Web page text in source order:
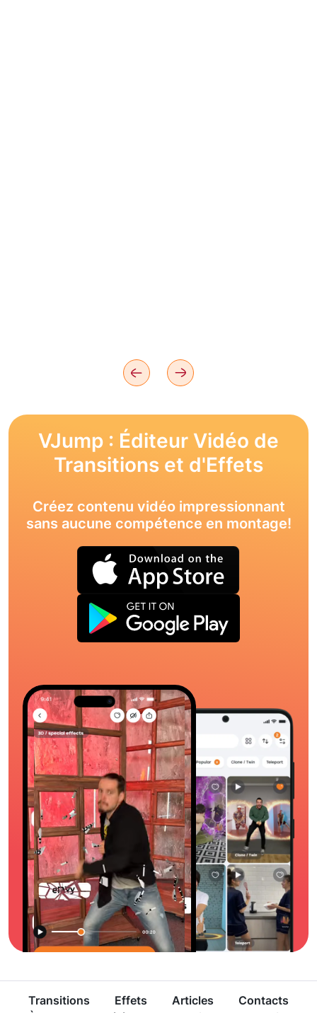
VJump : Éditeur Vidéo de
Transitions et d'Effets
Créez contenu vidéo impressionnant
sans aucune compétence en montage!
Transitions Effets Articles
Contacts